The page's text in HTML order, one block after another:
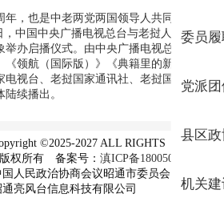
委员履
党派
县区政
机关建
，也是中老两党两国领导人共同开启
，中国中央广播电视总台与老挝人民革命
举办启播仪式。由中央广播电视总台制作
领航（国际版）》《典籍里的新思想》
电视台、老挝国家通讯社、老挝国家电台
续播出。
©2025-2027 ALL RIGHTS
权所有
备案号：滇ICP备18005074号-1
国人民政治协商会议昭通市委员会
亮风台信息科技有限公司